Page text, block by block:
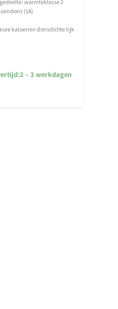
warmteklasse 2
(1A)
katoenen donsdichte tijk
2 – 3 werkdagen